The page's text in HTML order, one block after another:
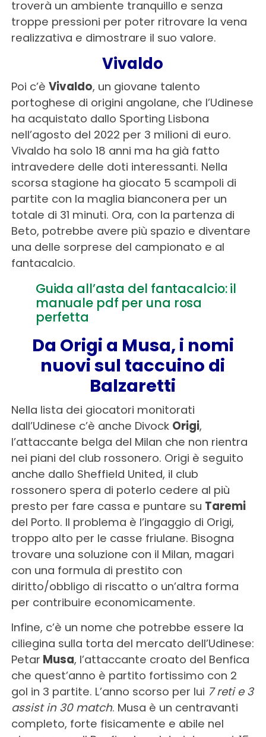
troverà un ambiente tranquillo e senza
troppe pressioni per poter ritrovare la vena
realizzativa e dimostrare il suo valore.
Vivaldo
Poi c’è Vivaldo, un giovane talento
portoghese di origini angolane, che l’Udinese
ha acquistato dallo Sporting Lisbona
nell’agosto del 2022 per 3 milioni di euro.
Vivaldo ha solo 18 anni ma ha già fatto
intravedere delle doti interessanti. Nella
scorsa stagione ha giocato 5 scampoli di
partite con la maglia bianconera per un
totale di 31 minuti. Ora, con la partenza di
Beto, potrebbe avere più spazio e diventare
una delle sorprese del campionato e al
fantacalcio.
Guida all’asta del fantacalcio: il
manuale pdf per una rosa
perfetta
Da Origi a Musa, i nomi
nuovi sul taccuino di
Balzaretti
Nella lista dei giocatori monitorati
dall’Udinese c’è anche Divock Origi,
l’attaccante belga del Milan che non rientra
nei piani del club rossonero. Origi è seguito
anche dallo Sheffield United, il club
rossonero spera di poterlo cedere al più
presto per fare cassa e puntare su Taremi
del Porto. Il problema è l’ingaggio di Origi,
troppo alto per le casse friulane. Bisogna
trovare una soluzione con il Milan, magari
con una formula di prestito con
diritto/obbligo di riscatto o un’altra forma
per contribuire economicamente.
Infine, c’è un nome che potrebbe essere la
ciliegina sulla torta del mercato dell’Udinese:
Petar Musa, l’attaccante croato del Benfica
che quest’anno è partito fortissimo con 2
gol in 3 partite. L’anno scorso per lui 7 reti e 3
assist in 30 match. Musa è un centravanti
completo, forte fisicamente e abile nel